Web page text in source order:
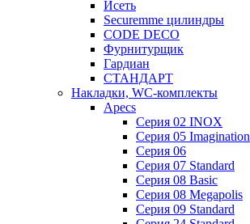
Исеть
Securemme цилиндры
CODE DECO
Фурнитурщик
Гардиан
СТАНДАРТ
Накладки, WC-комплекты
Apecs
Cерия 02 INOX
Cерия 05 Imagination
Cерия 06
Cерия 07 Standard
Cерия 08 Basic
Cерия 08 Megapolis
Cерия 09 Standard